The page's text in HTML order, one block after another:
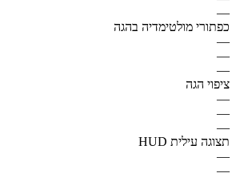
—
כפתורי מולטימדיה בהגה
—
—
—
ציפוי הגה
—
—
—
תצוגה עילית HUD
—
—